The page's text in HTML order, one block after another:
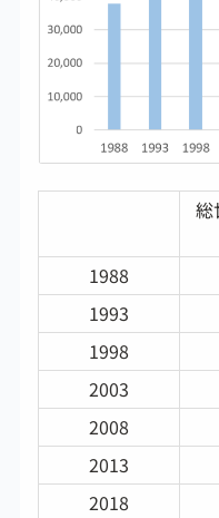
総
1988
1993
1998
2003
2008
2013
2018